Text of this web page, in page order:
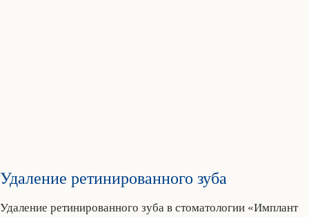
Удаление ретинированного зуба
Удаление ретинированного зуба в стоматологии «Имплант